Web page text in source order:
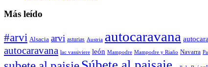
Más leído
#arvi Alsacia arvi asturias Austria autocaravana
autocaravana lac vassiviere león Mampodre Mampodre y Riaño Navarra